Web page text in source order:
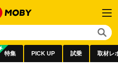
特集 PICK UP 試乗 取材レ